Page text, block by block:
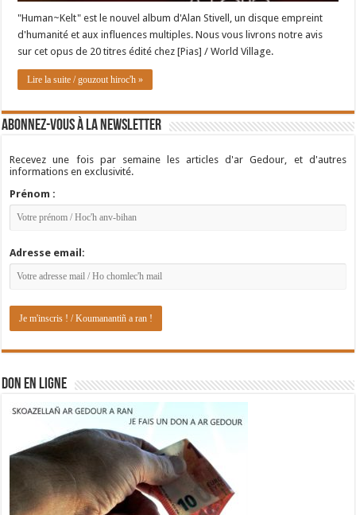
"Human~Kelt" est le nouvel album d'Alan Stivell, un disque empreint
d'humanité et aux influences multiples. Nous vous livrons notre avis
sur cet opus de 20 titres édité chez [Pias] / World Village.
Lire la suite / gouzout hiroc'h »
Abonnez-vous à la newsletter
Recevez une fois par semaine les articles d'ar Gedour, et d'autres
informations en exclusivité.
Prénom :
Adresse email:
DON EN LIGNE